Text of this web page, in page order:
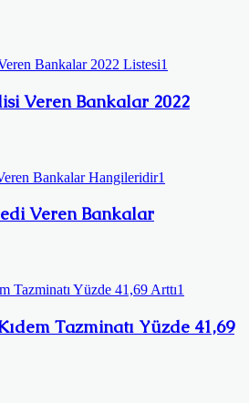
Veren Bankalar 2022
Veren Bankalar
Tazminatı Yüzde 41,69